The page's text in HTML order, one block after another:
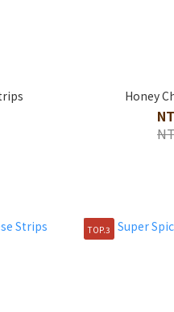
Honey
TOP.3